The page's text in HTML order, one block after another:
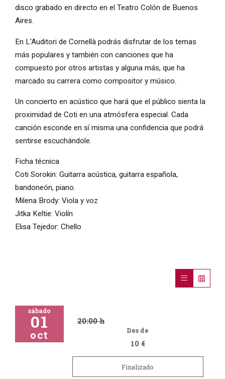
disco grabado en directo en el Teatro Colón de Buenos
Aires.
En L'Auditori de Cornellà podrás disfrutar de los temas
más populares y también con canciones que ha
compuesto por otros artistas y alguna más, que ha
marcado su carrera como compositor y músico.
Un concierto en acústico que hará que el público sienta la
proximidad de Coti en una atmósfera especial. Cada
canción esconde en sí misma una confidencia que podrá
sentirse escuchándole.
Ficha técnica
Coti Sorokin: Guitarra acústica, guitarra española,
bandoneón, piano.
Milena Brody: Viola y voz
Jitka Keltie: Violín
Elisa Tejedor: Chello
sábado
01
oct
20:00 h
Des de
10 €
Finalizado